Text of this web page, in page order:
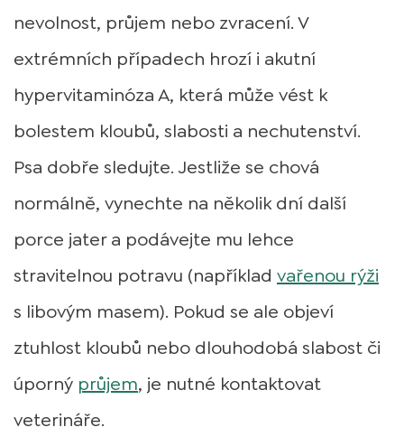
nevolnost, průjem nebo zvracení. V
extrémních případech hrozí i akutní
hypervitaminóza A, která může vést k
bolestem kloubů, slabosti a nechutenství.
Psa dobře sledujte. Jestliže se chová
normálně, vynechte na několik dní další
porce jater a podávejte mu lehce
stravitelnou potravu (například vařenou rýži
s libovým masem). Pokud se ale objeví
ztuhlost kloubů nebo dlouhodobá slabost či
úporný průjem, je nutné kontaktovat
veterináře.